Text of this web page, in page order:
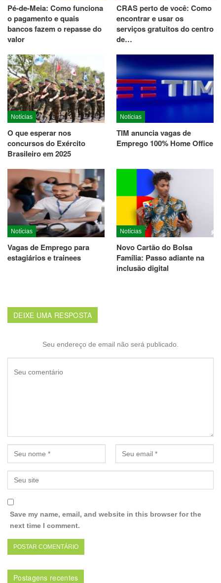
Pé-de-Meia: Como funciona
o pagamento e quais
bancos fazem o repasse do
valor
CRAS perto de você: Como
encontrar e usar os
serviços gratuitos do centro
de…
Notícias
O que esperar nos
concursos do Exército
Brasileiro em 2025
Notícias
TIM anuncia vagas de
Emprego 100% Home Office
Notícias
Vagas de Emprego para
estagiários e trainees
Notícias
Novo Cartão do Bolsa
Família: Passo adiante na
inclusão digital
DEIXE UMA RESPOSTA
Seu endereço de email não será publicado.
Save my name, email, and website in this browser for the
next time I comment.
Postagens recentes